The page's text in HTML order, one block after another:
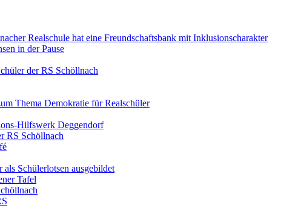
Realschule hat eine Freundschaftsbank mit Inklusionscharakter
in der Pause
der RS Schöllnach
Thema Demokratie für Realschüler
Hilfswerk Deggendorf
RS Schöllnach
Schülerlotsen ausgebildet
Tafel